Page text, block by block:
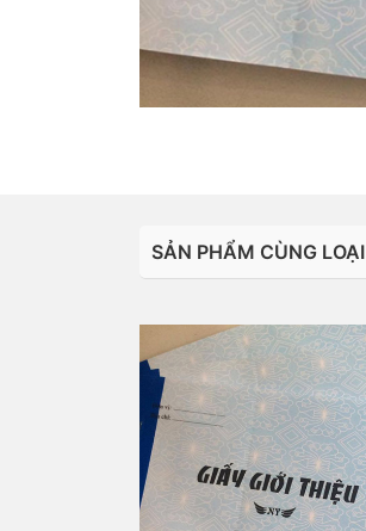
SẢN PHẨM CÙNG LOẠI